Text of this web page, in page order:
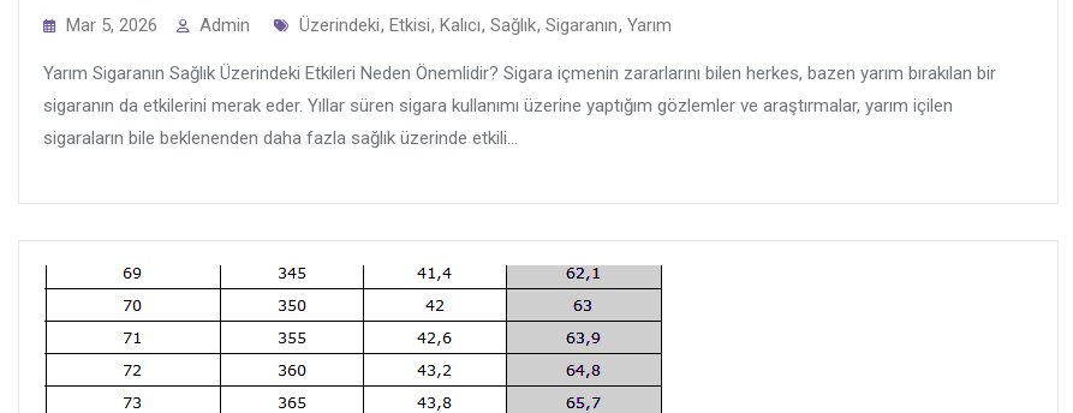
Mar 5, 2026 Admin Tags
Üzerindeki, Etkisi, Kalıcı, Sağlık, Sigaranın, Yarım
Yarım Sigaranın Sağlık Üzerindeki Etkileri Neden Önemlidir? Sigara içmenin zararlarını bilen herkes, bazen yarım bırakılan bir
sigaranın da etkilerini merak eder. Yıllar süren sigara kullanımı üzerine yaptığım gözlemler ve araştırmalar, yarım içilen
sigaraların bile beklenenden daha fazla sağlık üzerinde etkili...